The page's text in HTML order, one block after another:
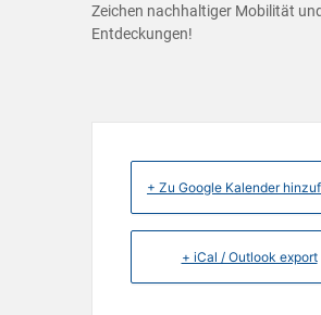
Zeichen nachhaltiger Mobilität
Entdeckungen!
+ Zu Google Kalender
+ iCal / Outlook export